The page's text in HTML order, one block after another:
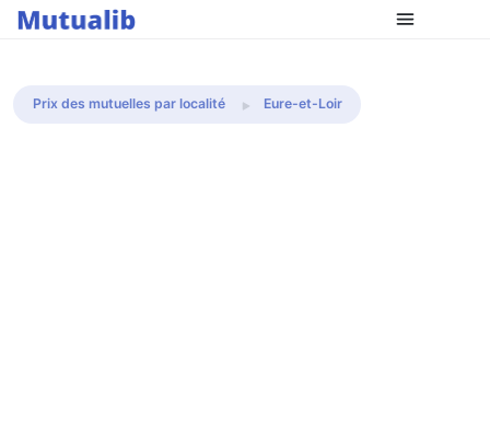
Comparer les mutuelles
Prix des mutuelles par localité Eure-et-Loir